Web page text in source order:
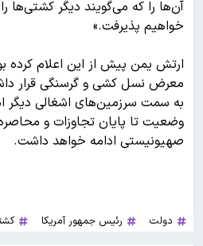
آن‌ها را که می‌گویند دیگر کشتی‌ها
خواهیم پذیرفت.»
ارتش یمن پیش از این اعلام کرده
معرض نسل کشی و گرسنگی قرار
به سمت سرزمین‌های اشغالی دیگر
وضعیت تا پایان تجاوزات و
صهیونیستی ادامه خواهد داشت.
دولت رئیس جمهور آمریکا